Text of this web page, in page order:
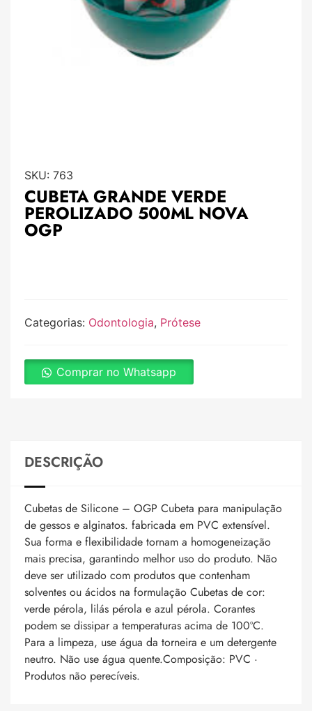
SKU: 763
CUBETA GRANDE VERDE
PEROLIZADO 500ML NOVA
OGP
Categorias: Odontologia, Prótese
Comprar no Whatsapp
DESCRIÇÃO
Cubetas de Silicone – OGP Cubeta para manipulação
de gessos e alginatos. fabricada em PVC extensível.
Sua forma e flexibilidade tornam a homogeneização
mais precisa, garantindo melhor uso do produto. Não
deve ser utilizado com produtos que contenham
solventes ou ácidos na formulação Cubetas de cor:
verde pérola, lilás pérola e azul pérola. Corantes
podem se dissipar a temperaturas acima de 100ºC.
Para a limpeza, use água da torneira e um detergente
neutro. Não use água quente.Composição: PVC ·
Produtos não perecíveis.